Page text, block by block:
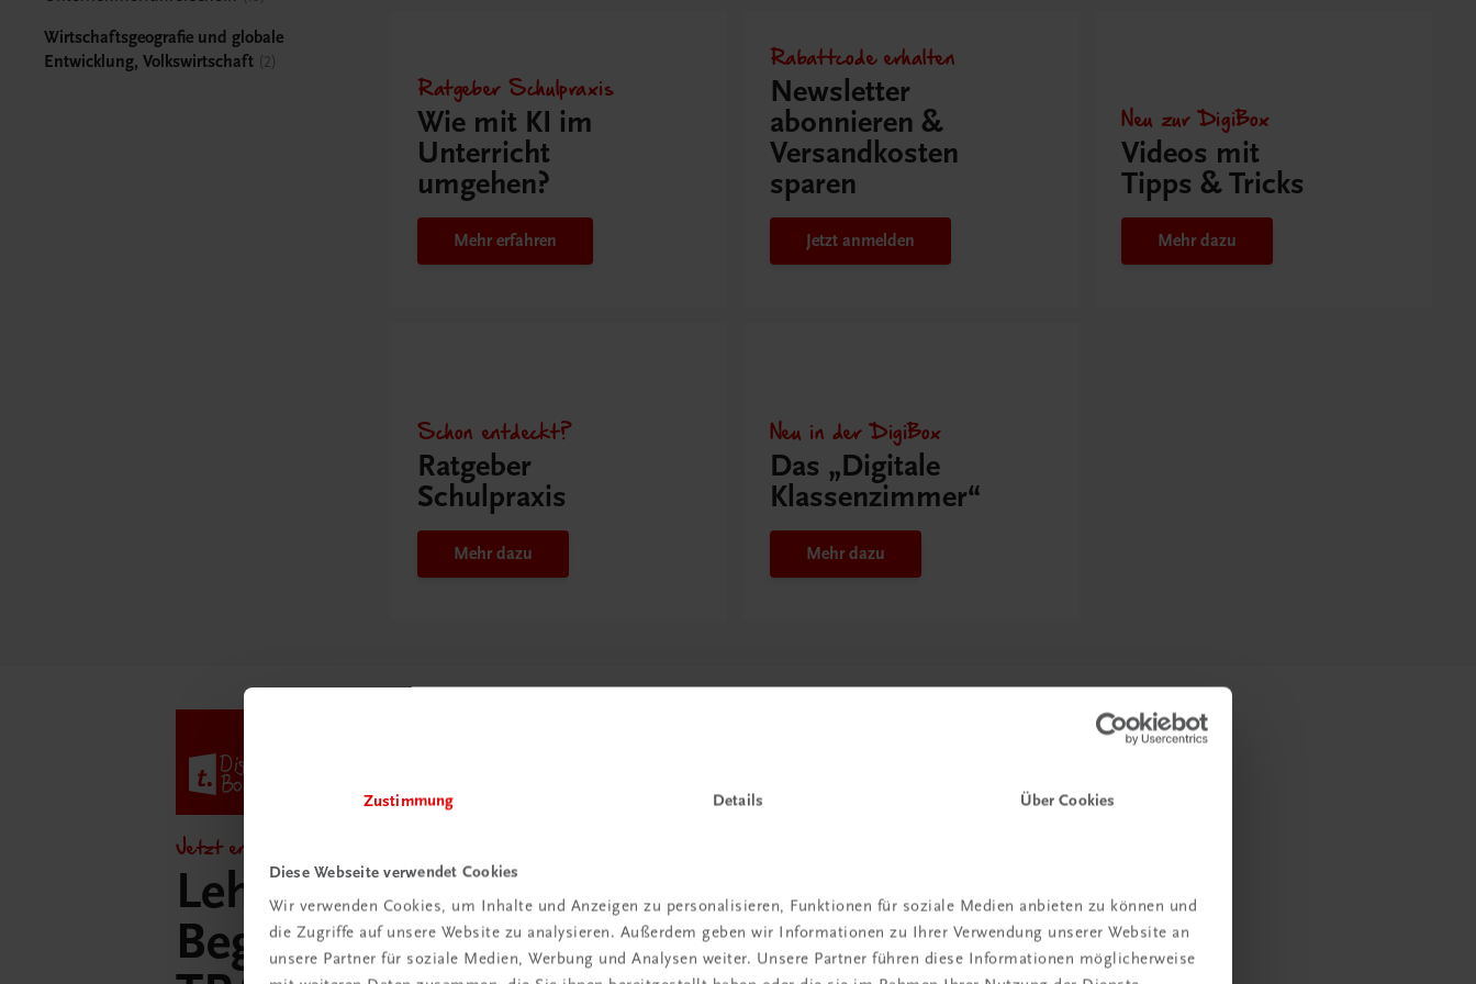
Zustimmung Details Über Cookies
Diese Webseite verwendet Cookies
Wir verwenden Cookies, um Inhalte und Anzeigen zu personalisieren, Funktionen für soziale Medien anbieten zu können und
die Zugriffe auf unsere Website zu analysieren. Außerdem geben wir Informationen zu Ihrer Verwendung unserer Website an
unsere Partner für soziale Medien, Werbung und Analysen weiter. Unsere Partner führen diese Informationen möglicherweise
Wirtschaftsgeografie und globale
Entwicklung, Volkswirtschaft 2
Ratgeber Schulpraxis
Wie mit KI im
Unterricht
umgehen?
Mehr erfahren
Rabattcode erhalten
Newsletter
abonnieren &
Versandkosten
sparen
Jetzt anmelden
Neu zur DigiBox
Videos mit
Tipps & Tricks
Mehr dazu
Schon entdeckt?
Ratgeber
Schulpraxis
Mehr dazu
Neu in der DigiBox
Das „Digitale
Klassenzimmer“
Mehr dazu
Jetzt entdecken!
Lehrer/innen-
Begleitpakete in der